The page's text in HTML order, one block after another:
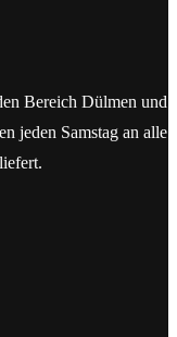
Bereich Dülmen und
jeden Samstag an alle